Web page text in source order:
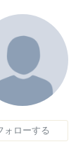
ォローする